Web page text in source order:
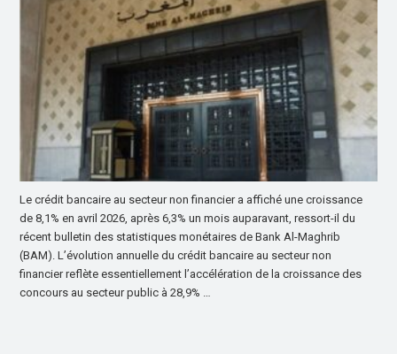
Le crédit bancaire au secteur non financier a affiché une croissance
de 8,1% en avril 2026, après 6,3% un mois auparavant, ressort-il du
récent bulletin des statistiques monétaires de Bank Al-Maghrib
(BAM). L’évolution annuelle du crédit bancaire au secteur non
financier reflète essentiellement l’accélération de la croissance des
concours au secteur public à 28,9% …